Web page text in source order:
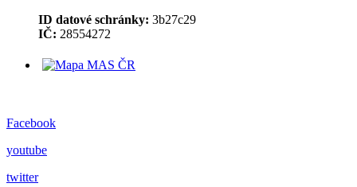
ID datové schránky: 3b27c29
IČ: 28554272
Facebook
youtube
twitter